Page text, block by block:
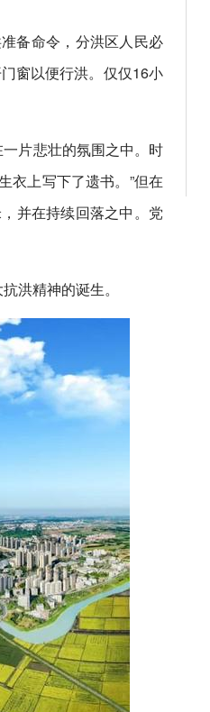
备命令，分洪区人民必
窗以便行洪。仅仅16小
片悲壮的氛围之中。时
衣上写下了遗书。”但在
并在持续回落之中。党
洪精神的诞生。